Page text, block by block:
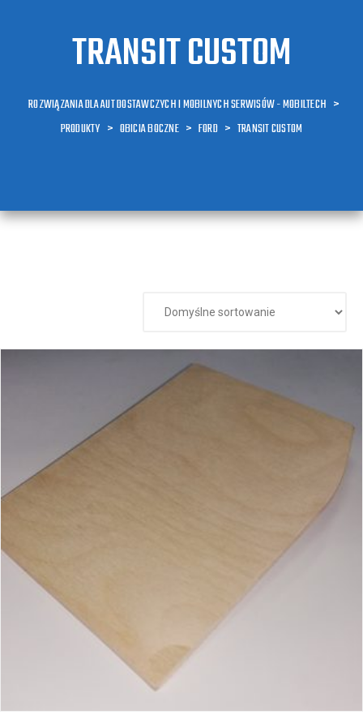
TRANSIT CUSTOM
ROZWIĄZANIA DLA AUT DOSTAWCZYCH I MOBILNYCH SERWISÓW - MOBILTECH >
PRODUKTY > OBICIA BOCZNE > FORD > TRANSIT CUSTOM